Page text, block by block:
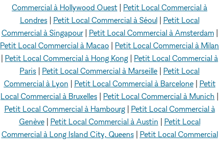
Commercial à Hollywood Ouest
Petit Local Commercial à
Londres| Petit Local Commercial à Séoul| Petit Local
Commercial à Singapour| Petit Local Commercial à Amsterdam|
Petit Local Commercial à Macao
Petit Local Commercial à Milan
Petit Local Commercial à Hong Kong
Petit Local Commercial à
Paris
Petit Local Commercial à Marseille
Petit Local
Commercial à Lyon
Petit Local Commercial à Barcelone| Petit
Local Commercial à Bruxelles
Petit Local Commercial à Munich
Petit Local Commercial à Hambourg| Petit Local Commercial à
Genève| Petit Local Commercial à Austin
Petit Local
Commercial à Long Island City, Queens| Petit Local Commercial